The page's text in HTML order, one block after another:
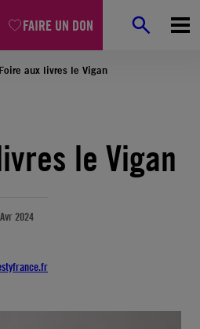
FAIRE UN DON
Foire aux livres le Vigan
le Vigan
2024